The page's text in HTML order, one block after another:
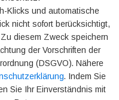
Klicks und automatische
nicht sofort berücksichtigt,
diesem Zweck speichern
der Vorschriften der
(DSGVO). Nähere
. Indem Sie
Sie Ihr Einverständnis mit